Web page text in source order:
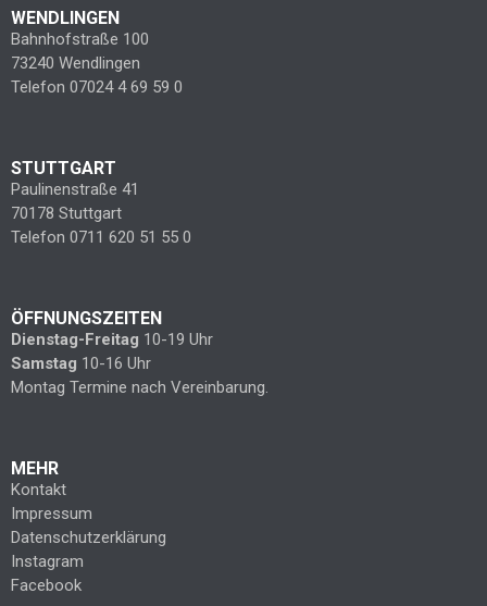
WENDLINGEN
Bahnhofstraße 100
73240 Wendlingen
Telefon 07024 4 69 59 0
STUTTGART
Paulinenstraße 41
70178 Stuttgart
Telefon 0711 620 51 55 0
ÖFFNUNGSZEITEN
Dienstag-Freitag 10-19 Uhr
Samstag 10-16 Uhr
Montag Termine nach Vereinbarung.
MEHR
Kontakt
Impressum
Datenschutzerklärung
Instagram
Facebook